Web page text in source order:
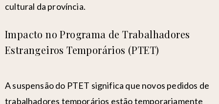
cultural da província.
Impacto no Programa de Trabalhadores
Estrangeiros Temporários (PTET)
A suspensão do PTET significa que novos pedidos de
trabalhadores temporários estão temporariamente